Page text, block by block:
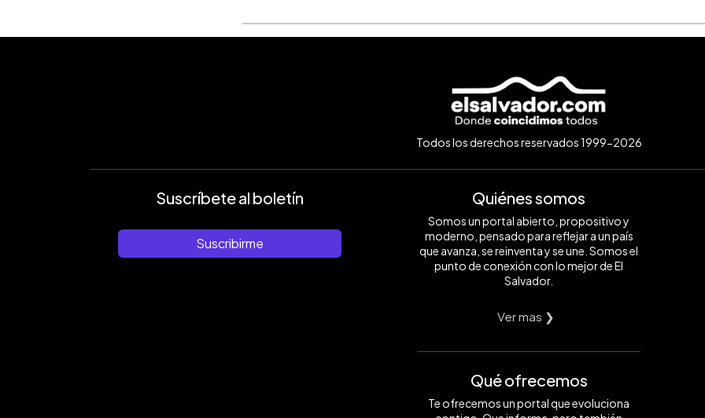
Todos los derechos reservados 1999-2026
Suscríbete al boletín
Suscribirme
Quiénes somos
Somos un portal abierto, propositivo y
moderno, pensado para reflejar a un país
que avanza, se reinventa y se une. Somos el
punto de conexión con lo mejor de El
Salvador.
Ver mas ❯
Qué ofrecemos
Te ofrecemos un portal que evoluciona